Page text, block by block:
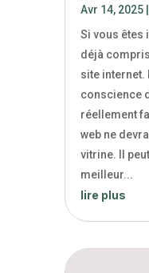
Avr 14, 2025|
Si vous êtes
déjà
site internet.
conscience
réellement
web ne
vitrine. Il
meilleur...
lire plus